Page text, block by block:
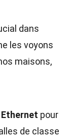
dans
les voyons
maisons,
pour
de classe